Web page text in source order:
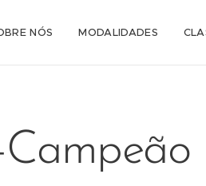
NÓS MODALIDADES